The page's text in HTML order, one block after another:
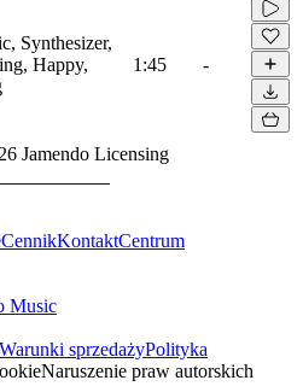
Synthesizer,
Happy,
1:45 -
Jamendo Licensing
CennikKontaktCentrum
Music
Warunki sprzedażyPolityka
Naruszenie praw autorskich